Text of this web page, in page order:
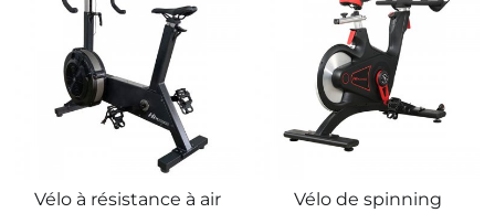
Vélo à résistance à air
Vélo de spinning